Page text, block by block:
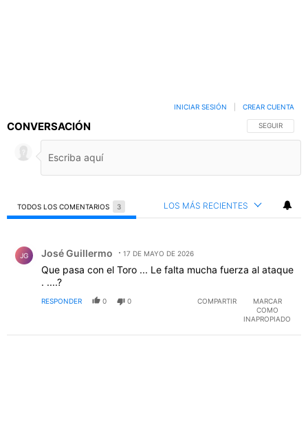
CONVERSACIÓN SIGA ESTA
SEGUIR
INICIAR SESIÓN CREAR CUENTA
TODOS LOS COMENTARIOS 3 LOS MÁS RECIENTES
JG José Guillermo 17 DE MAYO DE 2026
Que pasa con el Toro ... Le falta mucha fuerza al ataque
. ....?
RESPONDER 0 0 COMPARTIR
MARCAR
COMO
INAPROPIADO